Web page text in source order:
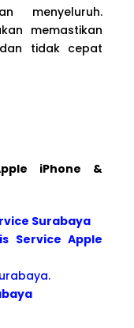
menyeluruh.
memastikan
tidak cepat
iPhone &
Surabaya
Service Apple